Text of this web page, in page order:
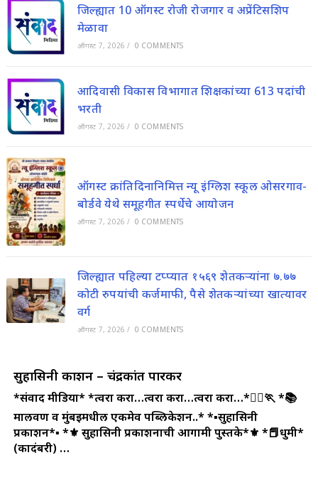
जिल्ह्यात 10 ऑगस्ट रोजी रोजगार व अप्रेंटिसशिप
मेळावा
ऑगस्ट 7, 2026 / 0 COMMENTS
आदिवासी विकास विभागात शिक्षकांच्या 613 पदांची
भरती
ऑगस्ट 7, 2026 / 0 COMMENTS
ऑगस्ट क्रांतिदिनानिमित्त न्यू इंग्लिश स्कूल ओसरगाव-
बोर्डवे येथे समूहगीत स्पर्धेचे आयोजन
ऑगस्ट 7, 2026 / 0 COMMENTS
जिल्ह्यात पहिल्या टप्प्यात १५६९ शेतकऱ्यांना ७.७७
कोटी रुपयांची कर्जमाफी, पैसे शेतकऱ्यांच्या खात्यावर
वर्ग
ऑगस्ट 7, 2026 / 0 COMMENTS
सुहासिनी प्रकाशन – चंद्रकांत पारकर
*संवाद मीडिया**त्वरा करा…त्वरा करा…त्वरा करा…*🏃‍♀️🏃*📚
मालवण व मुंबईमधील एकमेव पब्लिकेशन..**▪️सुहासिनी
प्रकाशन*▪️ *⚜️ सुहासिनी प्रकाशनाची आगामी पुस्तके*⚜️ *📕धुमी*
(कादंबरी) …